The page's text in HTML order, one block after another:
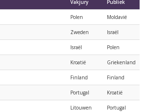
Vakjury Publiek
Polen Moldavië
Zweden Israël
Israël Polen
Kroatië Griekenland
Finland Finland
Portugal Kroatië
Litouwen Portugal